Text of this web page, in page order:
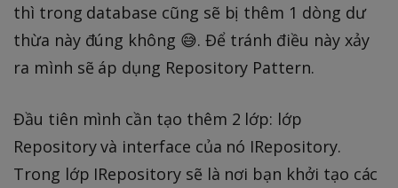
thì trong database cũng sẽ bị thêm 1 dòng dư
thừa này đúng không 😅. Để tránh điều này xảy
ra mình sẽ áp dụng Repository Pattern.
Đầu tiên mình cần tạo thêm 2 lớp: lớp
Repository và interface của nó IRepository.
Trong lớp IRepository sẽ là nơi bạn khởi tạo các